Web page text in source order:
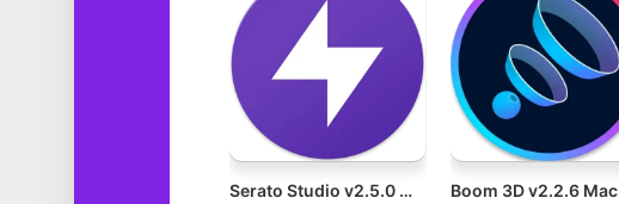
Serato Studio v2.5.0 Mac强大的音频采样插件破解版